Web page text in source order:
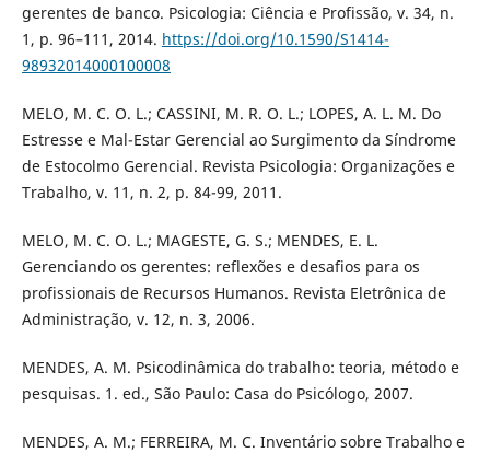
gerentes de banco. Psicologia: Ciência e Profissão, v. 34, n.
1, p. 96–111, 2014. https://doi.org/10.1590/S1414-
98932014000100008
MELO, M. C. O. L.; CASSINI, M. R. O. L.; LOPES, A. L. M. Do
Estresse e Mal-Estar Gerencial ao Surgimento da Síndrome
de Estocolmo Gerencial. Revista Psicologia: Organizações e
Trabalho, v. 11, n. 2, p. 84-99, 2011.
MELO, M. C. O. L.; MAGESTE, G. S.; MENDES, E. L.
Gerenciando os gerentes: reflexões e desafios para os
profissionais de Recursos Humanos. Revista Eletrônica de
Administração, v. 12, n. 3, 2006.
MENDES, A. M. Psicodinâmica do trabalho: teoria, método e
pesquisas. 1. ed., São Paulo: Casa do Psicólogo, 2007.
MENDES, A. M.; FERREIRA, M. C. Inventário sobre Trabalho e